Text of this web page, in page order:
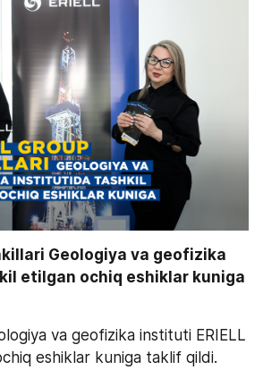
Geologiya va geofizika
etilgan ochiq eshiklar kuniga
va geofizika instituti ERIELL
eshiklar kuniga taklif qildi.